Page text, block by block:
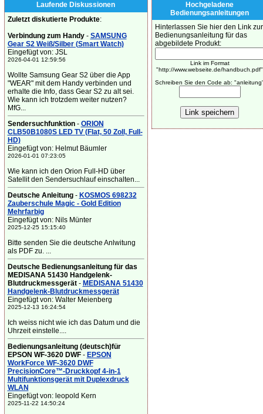
Laufende Diskussionen
Zuletzt diskutierte Produkte:
Verbindung zum Handy- SAMSUNG
Gear S2 Weiß/Silber (Smart Watch)
Eingefügt von: JSL
2026-04-01 12:59:56
Wollte Samsung Gear S2 über die App
"WEAR" mit dem Handy verbinden und
erhalte die Info, dass Gear S2 zu alt sei.
Wie kann ich trotzdem weiter nutzen?
MfG...
Sendersuchfunktion- ORION
CLB50B1080S LED TV (Flat, 50 Zoll, Full-
HD)
Eingefügt von: Helmut Bäumler
2026-01-01 07:23:05
Wie kann ich den Orion Full-HD über
Satellit den Sendersuchlauf einschalten...
Deutsche Anleitung- KOSMOS 698232
Zauberschule Magic - Gold Edition
Mehrfarbig
Eingefügt von: Nils Münter
2025-12-25 15:15:40
Bitte senden Sie die deutsche Anlwitung
als PDF zu. ...
Deutsche Bedienungsanleitung für das
MEDISANA 51430 Handgelenk-
Blutdruckmessgerät- MEDISANA 51430
Handgelenk-Blutdruckmessgerät
Eingefügt von: Walter Meienberg
2025-12-13 16:24:54
Ich weiss nicht wie ich das Datum und die
Uhrzeit einstelle....
Bedienungsanleitung (deutsch)für
EPSON WF-3620 DWF- EPSON
WorkForce WF-3620 DWF
PrecisionCore™-Druckkopf 4-in-1
Multifunktionsgerät mit Duplexdruck
WLAN
Eingefügt von: leopold Kern
2025-11-22 14:50:24
Hochgeladene
Bedienungsanleitungen
Hinterlassen Sie hier den Link zur
Bedienungsanleitung für das
abgebildete Produkt:
Link im Format
"http://www.webseite.de/handbuch.pdf"
Schreiben Sie den Code ab: